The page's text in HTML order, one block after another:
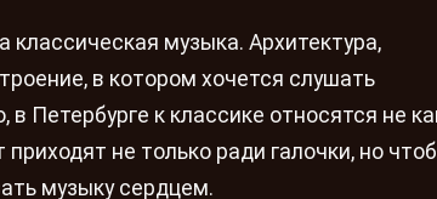
музыка. Архитектура,
в котором хочется слушать
Петербурге к классике относятся не
не только ради галочки, но
музыку сердцем.